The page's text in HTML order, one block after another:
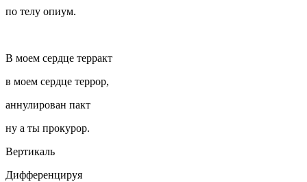
по телу опиум.
В моем сердце терракт
в моем сердце террор,
аннулирован пакт
ну а ты прокурор.
Вертикаль
Дифференцируя